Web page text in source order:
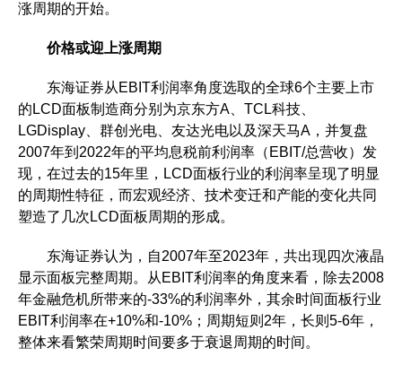
涨周期的开始。
价格或迎上涨周期
东海证券从EBIT利润率角度选取的全球6个主要上市
的LCD面板制造商分别为京东方A、TCL科技、
LGDisplay、群创光电、友达光电以及深天马A，并复盘
2007年到2022年的平均息税前利润率（EBIT/总营收）发
现，在过去的15年里，LCD面板行业的利润率呈现了明显
的周期性特征，而宏观经济、技术变迁和产能的变化共同
塑造了几次LCD面板周期的形成。
东海证券认为，自2007年至2023年，共出现四次液晶
显示面板完整周期。从EBIT利润率的角度来看，除去2008
年金融危机所带来的-33%的利润率外，其余时间面板行业
EBIT利润率在+10%和-10%；周期短则2年，长则5-6年，
整体来看繁荣周期时间要多于衰退周期的时间。